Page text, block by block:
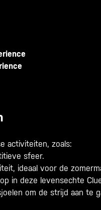
activiteiten, zoals:
sfeer.
ideaal voor de
in deze levensechte
om de strijd aan te